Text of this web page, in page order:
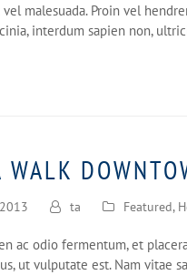
malesuada. Proin vel
interdum sapien non,
WALK
ta Featured,
ac odio fermentum, et
ut vulputate est. Nam vitae